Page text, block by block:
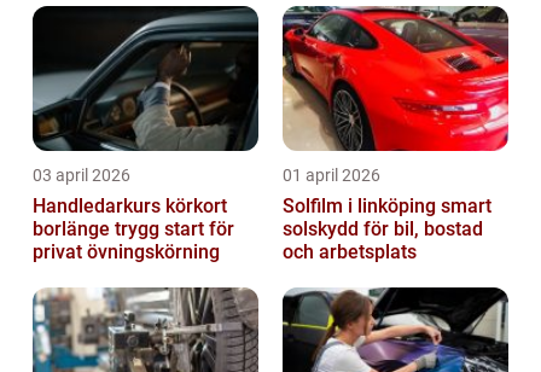
03 april 2026
Handledarkurs körkort
borlänge trygg start för
privat övningskörning
01 april 2026
Solfilm i linköping smart
solskydd för bil, bostad
och arbetsplats